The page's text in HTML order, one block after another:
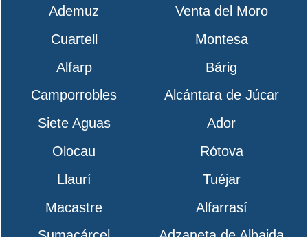
Ademuz
Venta del Moro
Cuartell
Montesa
Alfarp
Bárig
Camporrobles
Alcántara de Júcar
Siete Aguas
Ador
Olocau
Rótova
Llaurí
Tuéjar
Macastre
Alfarrasí